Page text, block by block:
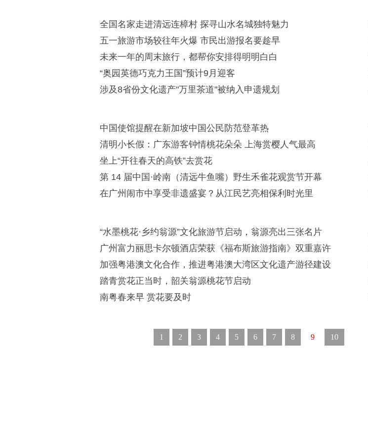
全国名家走进清远连樟村 探寻山水名城独特魅力
五一旅游市场较往年火爆 市民出游报名要趁早
未来一年的周末旅行，都帮你安排得明明白白
“奥园英德巧克力王国”预计9月迎客
涉及8省份文化遗产"万里茶道"被纳入申遗规划
中国使馆提醒在新加坡中国公民防范登革热
清明小长假：广东游客钟情桃花朵朵 上海赏樱人气最高
坐上“开往春天的高铁”去赏花
第 14 届中国·岭南（清远牛鱼嘴）野生禾雀花观赏节开幕
在广州闹市中享受非遗盛宴？从江民艺亮相保利时光里
“水墨桃花·乡约翁源”文化旅游节启动，翁源亮出三张名片
广州富力丽思卡尔顿酒店荣获《福布斯旅游指南》双重嘉许
加强粤港澳文化合作，推进粤港澳大湾区文化遗产游径建设
踏青赏花正当时，韶关翁源桃花节启动
南粤春来早 赏花要及时
1 2 3 4 5 6 7 8 9 10